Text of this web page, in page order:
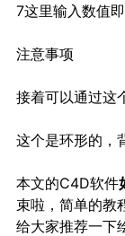
7这里输入数值
注意事项
接着可以通过这
这个是环形的，
本文的C4D软件
束啦，简单的教
给大家推荐一下